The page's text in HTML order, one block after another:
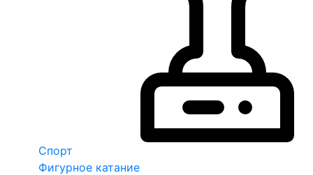
Спорт
Фигурное катание